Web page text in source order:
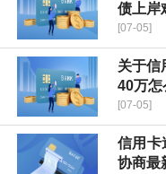
债上岸
[07-05]
关于信
40万怎
[07-05]
信用卡
协商最